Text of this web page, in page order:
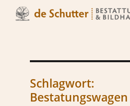
Schlagwort:
Bestatungswagen